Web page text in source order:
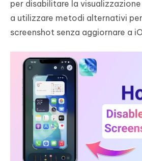
per disabilitare la
a utilizzare metodi alternativi
screenshot senza aggiornare a